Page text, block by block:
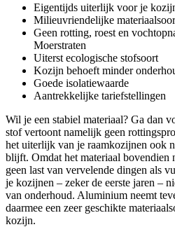
Eigentijds uiterlijk voor je
Milieuvriendelijke
Geen rotting, roest en
Moerstraten
Uiterst ecologische stofsoort
Kozijn behoeft minder
Goede isolatiewaarde
Aantrekkelijke tariefstellingen
Wil je een stabiel materiaal? Ga dan
stof vertoont namelijk geen
het uiterlijk van je raamkozijnen ook
blijft. Omdat het materiaal bovendien
geen last van vervelende dingen als
je kozijnen – zeker de eerste jaren –
van onderhoud. Aluminium neemt
daarmee een zeer geschikte
kozijn.